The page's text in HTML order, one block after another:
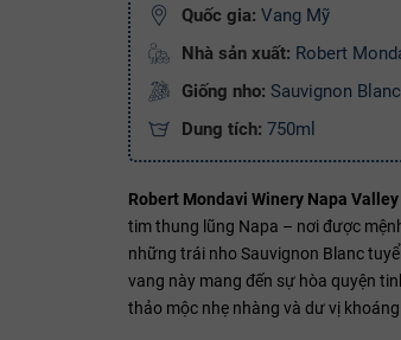
Quốc gia: Vang Mỹ
Nhà sản xuất: Robert
Giống nho: Sauvignon Blanc
Dung tích: 750ml
Robert Mondavi Winery Napa
tim thung lũng Napa – nơi được
những trái nho Sauvignon Blanc
vang này mang đến sự hòa quyện
thảo mộc nhẹ nhàng và dư vị